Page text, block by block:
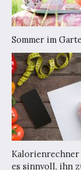
Sommer im
es sinnvoll, ihn